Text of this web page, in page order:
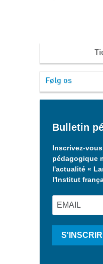
Følg os
Bulletin
Inscrivez-
pédagogique
l'actualité «
l'Institut